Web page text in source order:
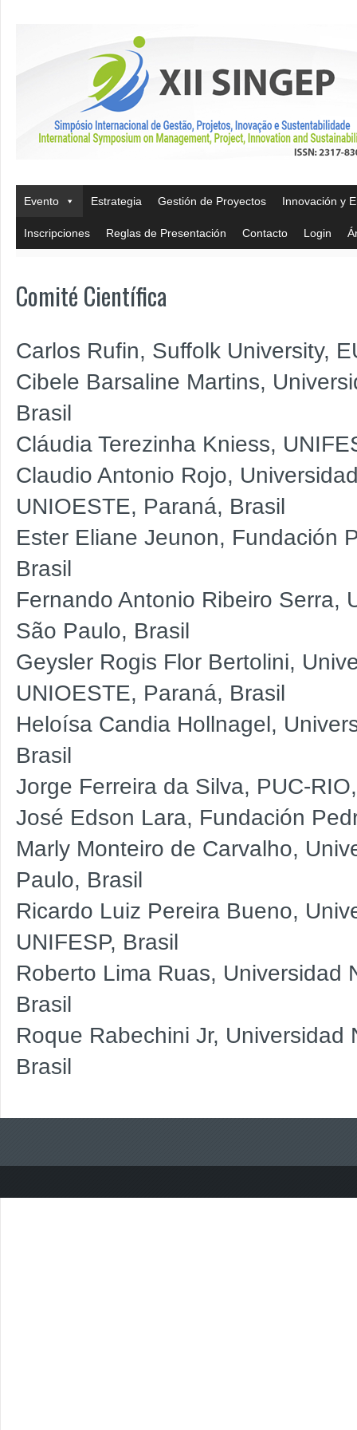
Evento Estrategia Gestión de Proyectos Innovación y
Inscripciones Reglas de Presentación Contacto Login
Comité Científica
Carlos Rufin, Suffolk University,
Cibele Barsaline Martins,
Brasil
Cláudia Terezinha Kniess,
Claudio Antonio Rojo,
UNIOESTE, Paraná, Brasil
Ester Eliane Jeunon, Fundación
Brasil
Fernando Antonio Ribeiro Serra,
São Paulo, Brasil
Geysler Rogis Flor Bertolini,
UNIOESTE, Paraná, Brasil
Heloísa Candia Hollnagel,
Brasil
Jorge Ferreira da Silva, PUC-
José Edson Lara, Fundación
Marly Monteiro de Carvalho,
Paulo, Brasil
Ricardo Luiz Pereira Bueno,
UNIFESP, Brasil
Roberto Lima Ruas, Universidad
Brasil
Roque Rabechini Jr,
Brasil